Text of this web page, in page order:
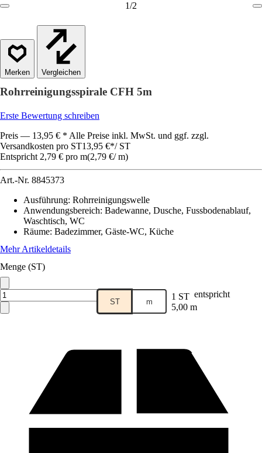
1/2
Vergleichen
Rohrreinigungsspirale CFH 5m
Erste Bewertung schreiben
Preis — 13,95 € * Alle Preise inkl. MwSt. und ggf. zzgl.
Versandkosten pro ST13,95 €*/ ST
Entspricht 2,79 € pro m(2,79 €/ m)
Art.-Nr. 8845373
Ausführung: Rohrreinigungswelle
Anwendungsbereich: Badewanne, Dusche, Fussbodenablauf,
Waschtisch, WC
Räume: Badezimmer, Gäste-WC, Küche
Mehr Artikeldetails
Menge (ST)
ST m 1 ST entspricht
5,00 m